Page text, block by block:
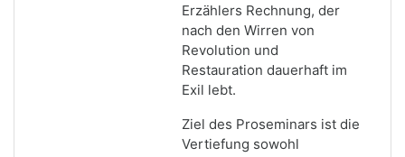
Erzählers Rechnung, der
nach den Wirren von
Revolution und
Restauration dauerhaft im
Exil lebt.
Ziel des Proseminars ist die
Vertiefung sowohl